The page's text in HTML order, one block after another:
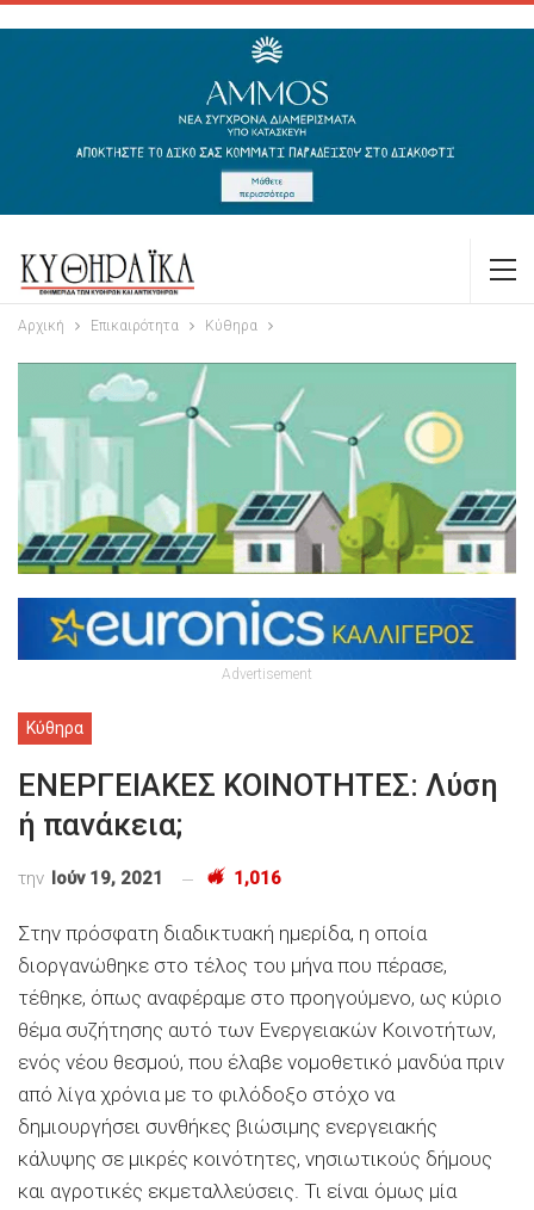
Αρχική Επικαιρότητα Κύθηρα
Advertisement
Κύθηρα
ΕΝΕΡΓΕΙΑΚΕΣ ΚΟΙΝΟΤΗΤΕΣ: Λύση
ή πανάκεια;
την Ιούν 19, 2021 1,016
Στην πρόσφατη διαδικτυακή ημερίδα, η οποία
διοργανώθηκε στο τέλος του μήνα που πέρασε,
τέθηκε, όπως αναφέραμε στο προηγούμενο, ως κύριο
θέμα συζήτησης αυτό των Ενεργειακών Κοινοτήτων,
ενός νέου θεσμού, που έλαβε νομοθετικό μανδύα πριν
από λίγα χρόνια με το φιλόδοξο στόχο να
δημιουργήσει συνθήκες βιώσιμης ενεργειακής
κάλυψης σε μικρές κοινότητες, νησιωτικούς δήμους
και αγροτικές εκμεταλλεύσεις. Τι είναι όμως μία